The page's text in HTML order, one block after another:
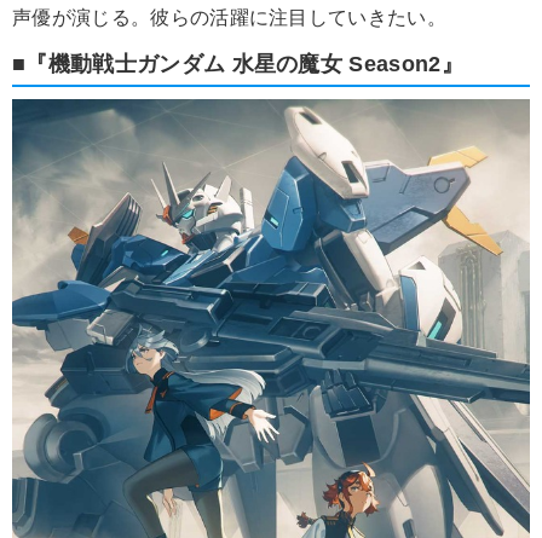
声優が演じる。彼らの活躍に注目していきたい。
■『機動戦士ガンダム 水星の魔女 Season2』